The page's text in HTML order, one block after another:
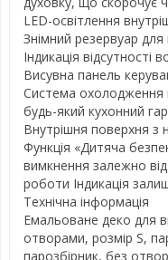
LED-освітлення
Знімний резервуар
Індикація відсутності
Висувна панель
Система охолодження
будь-який кухонний
Внутрішня поверхня з
Функція «Дитяча
вимкнення залежно
роботи Індикація
Технічна інформація
Емальоване деко для
отворами, розмір S,
парозбірник, без